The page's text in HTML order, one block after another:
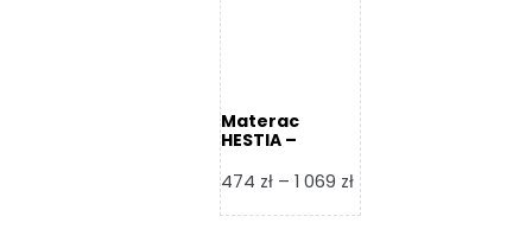
Materac
HESTIA –
474 zł – 1 069 złZakres
cen: